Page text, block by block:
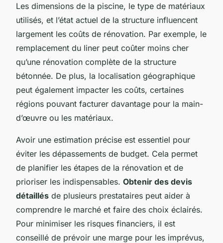
Les dimensions de la piscine, le type de matériaux
utilisés, et l’état actuel de la structure influencent
largement les coûts de rénovation. Par exemple, le
remplacement du liner peut coûter moins cher
qu’une rénovation complète de la structure
bétonnée. De plus, la localisation géographique
peut également impacter les coûts, certaines
régions pouvant facturer davantage pour la main-
d’œuvre ou les matériaux.
Avoir une estimation précise est essentiel pour
éviter les dépassements de budget. Cela permet
de planifier les étapes de la rénovation et de
prioriser les indispensables. Obtenir des devis
détaillés de plusieurs prestataires peut aider à
comprendre le marché et faire des choix éclairés.
Pour minimiser les risques financiers, il est
conseillé de prévoir une marge pour les imprévus,